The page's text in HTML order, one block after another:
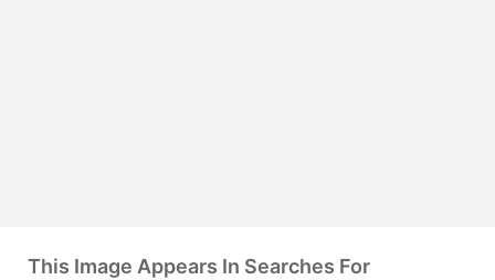
This Image Appears In Searches For